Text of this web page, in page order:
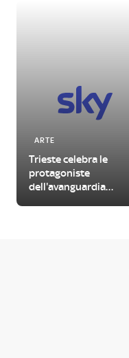
ARTE
Trieste celebra le
protagoniste
dell'avanguardia